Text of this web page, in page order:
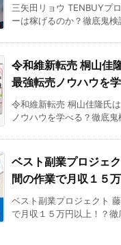
三矢田リョウ TENBUYプ
ーは稼げるのか？徹底鬼検
令和維新転売 桐山佳
最強転売ノウハウを
令和維新転売 桐山佳隆氏
ノウハウを学べる？徹底
ベスト副業プロジェ
間の作業で月収１５
ベスト副業プロジェクト
で月収１５万円以上！？